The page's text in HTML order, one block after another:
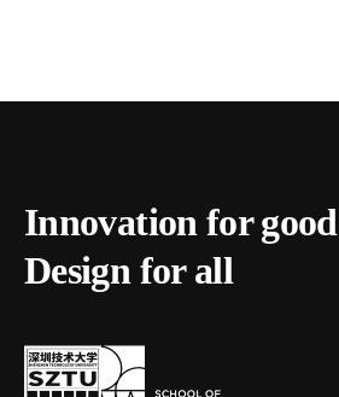
Innovation for good
Design for all